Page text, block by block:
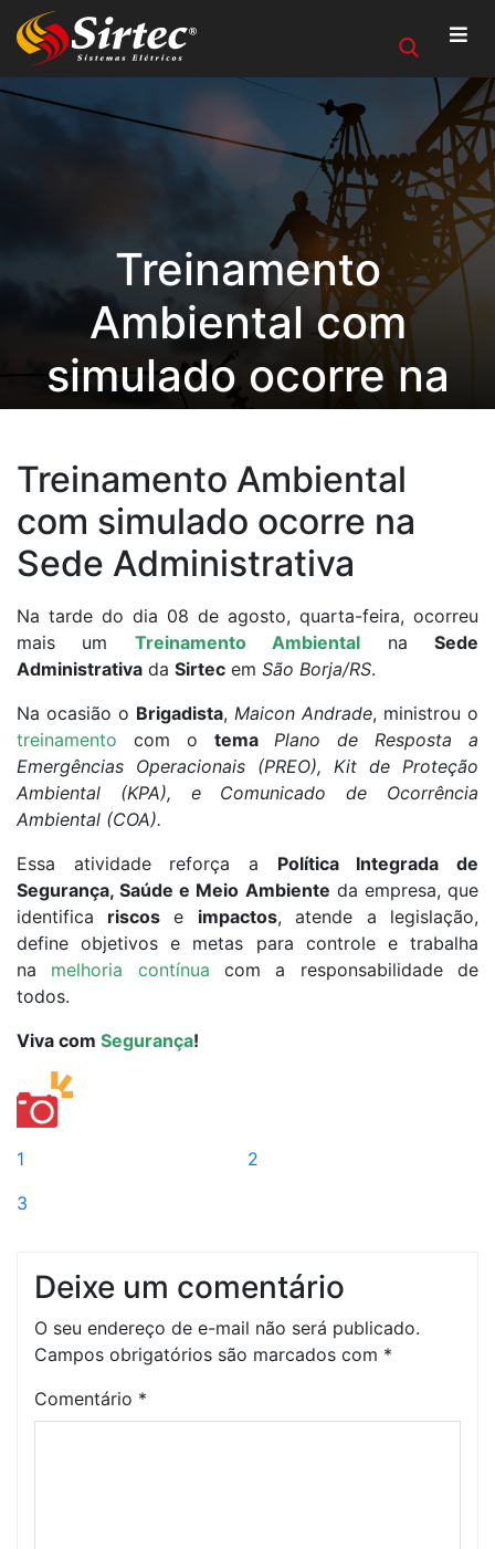
Treinamento
Ambiental com
simulado ocorre na
Treinamento Ambiental
com simulado ocorre na
Sede Administrativa
Na tarde do dia 08 de agosto, quarta-feira, ocorreu
mais um Treinamento Ambiental naSede
Administrativa da Sirtec em São Borja/RS.
Na ocasião o Brigadista, Maicon Andrade, ministrou o
treinamento com o tema
Plano de Resposta a
Emergências Operacionais (PREO), Kit de Proteção
Ambiental (KPA), e Comunicado de Ocorrência
Ambiental (COA).
Essa atividade reforça a Política Integrada de
Segurança, Saúde e Meio Ambiente da empresa, que
identifica riscose impactos, atende a legislação,
define objetivos e metas para controle e trabalha
na melhoria contínuacom a responsabilidade de
todos.
Viva com Segurança!
1
2
3
Deixe um comentário
O seu endereço de e-mail não será publicado.
Campos obrigatórios são marcados com *
Comentário *